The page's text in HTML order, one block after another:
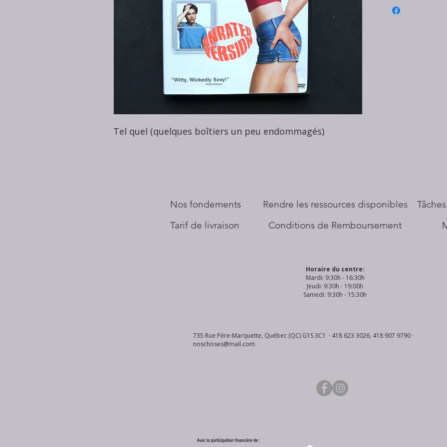
Tel quel (quelques boîtiers un peu endommagés)
Nos fondements
Tarif de livraison
​Rendre les ressources disponibles
Conditions de Remboursement
Horaire du centre:
Mardi: 9:30h - 16:30h
Jeudi: 9:30h - 19:00h
Samedi: 9:30h - 15:30h
735 Rue Père-Marquette, Québec (QC) G1S 3C1 · 418 623 3026, 418 907 9790 ·
noschoses@mail.com